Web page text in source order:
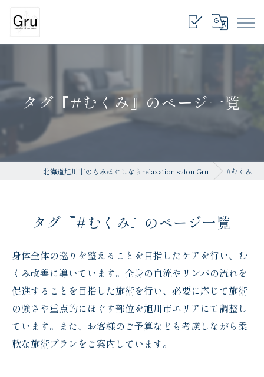
タグ『#むくみ』のページ一覧
北海道旭川市のもみほぐしならrelaxation salon Gru #むくみ
タグ『#むくみ』のページ一覧
身体全体の巡りを整えることを目指したケアを行い、む
くみ改善に導いています。全身の血流やリンパの流れを
促進することを目指した施術を行い、必要に応じて施術
の強さや重点的にほぐす部位を旭川市エリアにて調整し
ています。また、お客様のご予算なども考慮しながら柔
軟な施術プランをご案内しています。